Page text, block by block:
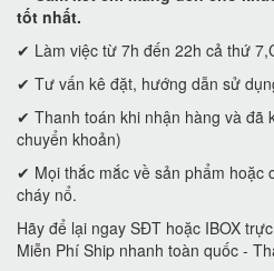
tốt nhất.
✔ Làm việc từ 7h đến 22h cả thứ
✔ Tư vấn kê đặt, hướng dẫn sử
✔ Thanh toán khi nhận hàng và đã
chuyển khoản)
✔ Mọi thắc mắc về sản phẩm hoặc
cháy nổ.
Hãy để lại ngay SĐT hoặc IBOX
Miễn Phí Ship nhanh toàn quốc -